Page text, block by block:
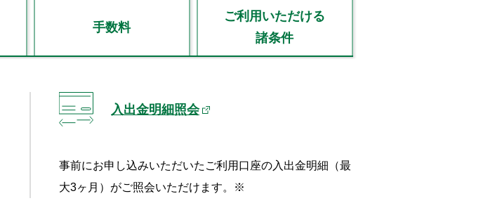
手数料
ご利用いただける
諸条件
入出金明細照会
事前にお申し込みいただいたご利用口座の入出金明細（最
大3ヶ月）がご照会いただけます。※